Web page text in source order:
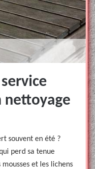
nettoyage
souvent en été ?
perd sa tenue
mousses et les lichens